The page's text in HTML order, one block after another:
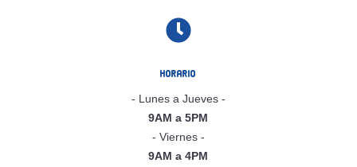

Horario
- Lunes a Jueves -
9AM a 5PM
- Viernes -
9AM a 4PM